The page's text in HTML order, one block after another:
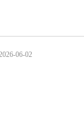
06-02